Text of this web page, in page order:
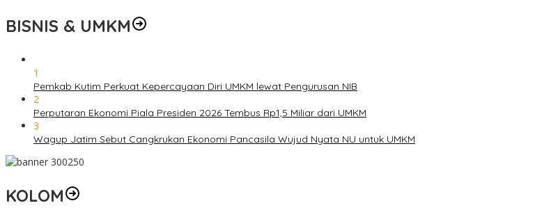
BISNIS & UMKM
1
Pemkab Kutim Perkuat Kepercayaan Diri UMKM lewat Pengurusan NIB
2
Perputaran Ekonomi Piala Presiden 2026 Tembus Rp1,5 Miliar dari UMKM
3
Wagup Jatim Sebut Cangkrukan Ekonomi Pancasila Wujud Nyata NU untuk UMKM
KOLOM